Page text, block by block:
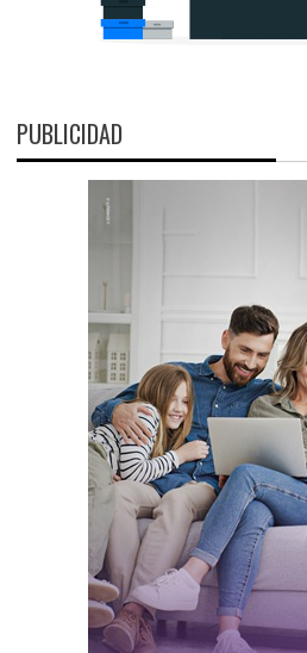
PUBLICIDAD